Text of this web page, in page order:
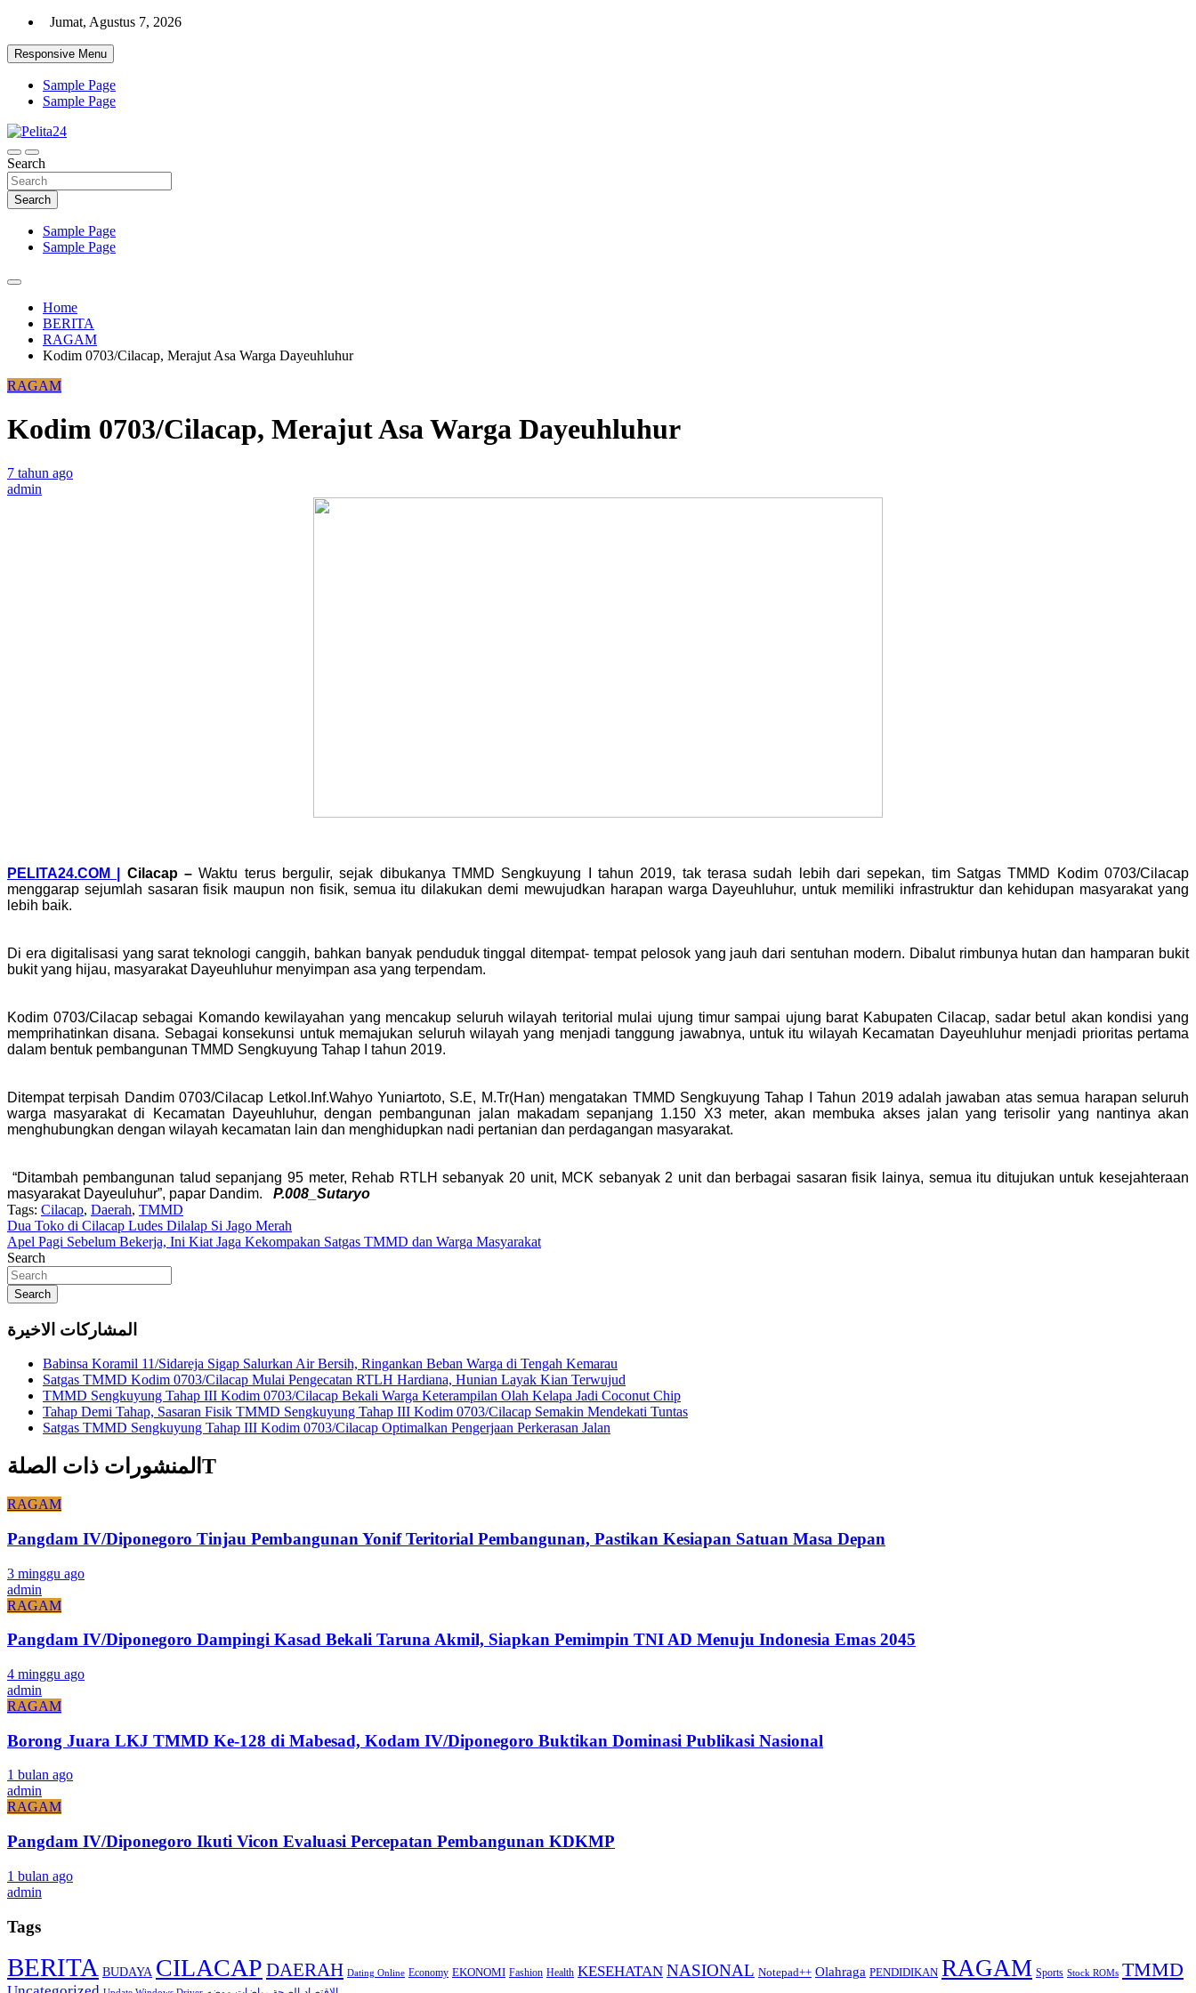
Skip
content
Jumat, Agustus 7, 2026
Responsive Menu
Sample Page
Sample Page
Pelita24
Aktual, Mendalam dan Terpercaya
Search
Search
Sample Page
Sample Page
Home
BERITA
RAGAM
Kodim 0703/Cilacap, Merajut Asa Warga Dayeuhluhur
RAGAM
Kodim 0703/Cilacap, Merajut Asa Warga Dayeuhluhur
7 tahun ago
admin
PELITA24.COM | Cilacap – Waktu terus bergulir, sejak dibukanya TMMD Sengkuyung I tahun 2019, tak terasa sudah lebih dari sepekan, tim Satgas TMMD Kodim 0703/Cilacap
menggarap sejumlah sasaran fisik maupun non fisik, semua itu dilakukan demi mewujudkan harapan warga Dayeuhluhur, untuk memiliki infrastruktur dan kehidupan masyarakat yang
lebih baik.
Di era digitalisasi yang sarat teknologi canggih, bahkan banyak penduduk tinggal ditempat- tempat pelosok yang jauh dari sentuhan modern. Dibalut rimbunya hutan dan hamparan bukit
bukit yang hijau, masyarakat Dayeuhluhur menyimpan asa yang terpendam.
Kodim 0703/Cilacap sebagai Komando kewilayahan yang mencakup seluruh wilayah teritorial mulai ujung timur sampai ujung barat Kabupaten Cilacap, sadar betul akan kondisi yang
memprihatinkan disana. Sebagai konsekunsi untuk memajukan seluruh wilayah yang menjadi tanggung jawabnya, untuk itu wilayah Kecamatan Dayeuhluhur menjadi prioritas pertama
dalam bentuk pembangunan TMMD Sengkuyung Tahap I tahun 2019.
Ditempat terpisah Dandim 0703/Cilacap Letkol.Inf.Wahyo Yuniartoto, S.E, M.Tr(Han) mengatakan TMMD Sengkuyung Tahap I Tahun 2019 adalah jawaban atas semua harapan seluruh
warga masyarakat di Kecamatan Dayeuhluhur, dengan pembangunan jalan makadam sepanjang 1.150 X3 meter, akan membuka akses jalan yang terisolir yang nantinya akan
menghubungkan dengan wilayah kecamatan lain dan menghidupkan nadi pertanian dan perdagangan masyarakat.
“Ditambah pembangunan talud sepanjang 95 meter, Rehab RTLH sebanyak 20 unit, MCK sebanyak 2 unit dan berbagai sasaran fisik lainya, semua itu ditujukan untuk kesejahteraan
masyarakat Dayeuluhur”, papar Dandim. P.008_Sutaryo
Tags: Cilacap, Daerah, TMMD
Navigasi
pos
Dua Toko di Cilacap Ludes Dilalap Si Jago Merah
Apel Pagi Sebelum Bekerja, Ini Kiat Jaga Kekompakan Satgas TMMD dan Warga Masyarakat
Search
Search
المشاركات الاخيرة
Babinsa Koramil 11/Sidareja Sigap Salurkan Air Bersih, Ringankan Beban Warga di Tengah Kemarau
Satgas TMMD Kodim 0703/Cilacap Mulai Pengecatan RTLH Hardiana, Hunian Layak Kian Terwujud
TMMD Sengkuyung Tahap III Kodim 0703/Cilacap Bekali Warga Keterampilan Olah Kelapa Jadi Coconut Chip
Tahap Demi Tahap, Sasaran Fisik TMMD Sengkuyung Tahap III Kodim 0703/Cilacap Semakin Mendekati Tuntas
Satgas TMMD Sengkuyung Tahap III Kodim 0703/Cilacap Optimalkan Pengerjaan Perkerasan Jalan
المنشورات ذات الصلةT
RAGAM
Pangdam IV/Diponegoro Tinjau Pembangunan Yonif Teritorial Pembangunan, Pastikan Kesiapan Satuan Masa Depan
3 minggu ago
admin
RAGAM
Pangdam IV/Diponegoro Dampingi Kasad Bekali Taruna Akmil, Siapkan Pemimpin TNI AD Menuju Indonesia Emas 2045
4 minggu ago
admin
RAGAM
Borong Juara LKJ TMMD Ke-128 di Mabesad, Kodam IV/Diponegoro Buktikan Dominasi Publikasi Nasional
1 bulan ago
admin
RAGAM
Pangdam IV/Diponegoro Ikuti Vicon Evaluasi Percepatan Pembangunan KDKMP
1 bulan ago
admin
Tags
BERITA BUDAYA CILACAP DAERAH Dating Online Economy EKONOMI Fashion Health KESEHATAN NASIONAL Notepad++ Olahraga PENDIDIKAN RAGAM Sports Stock ROMs TMMD